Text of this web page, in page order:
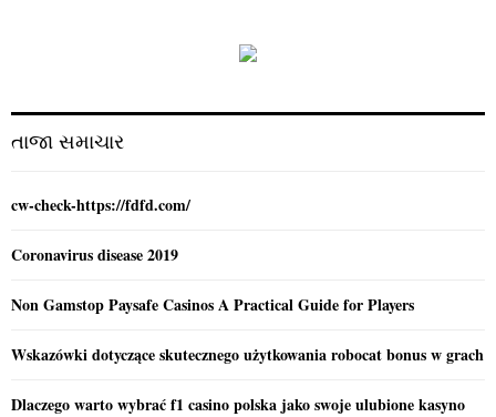
:
તાજા સમાચાર
cw-check-https://fdfd.com/
Coronavirus disease 2019
Non Gamstop Paysafe Casinos A Practical Guide for Players
Wskazówki dotyczące skutecznego użytkowania robocat bonus w grach
Dlaczego warto wybrać f1 casino polska jako swoje ulubione kasyno